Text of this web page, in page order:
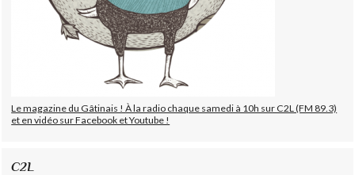
Le magazine du Gâtinais ! À la radio chaque samedi à 10h sur C2L (FM 89.3)
et en vidéo sur Facebook et Youtube !
C2L